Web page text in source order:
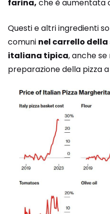
farina, che è aumentata
Questi e altri ingredienti
comuni nel carrello
italiana tipica, anche
preparazione della pizza